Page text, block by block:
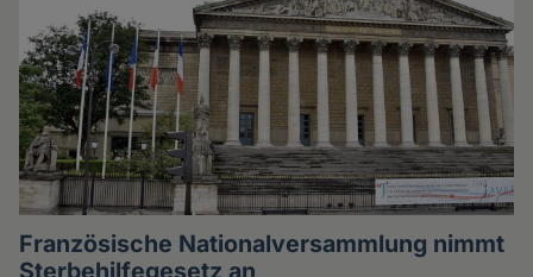
Französische Nationalversammlung nimmt